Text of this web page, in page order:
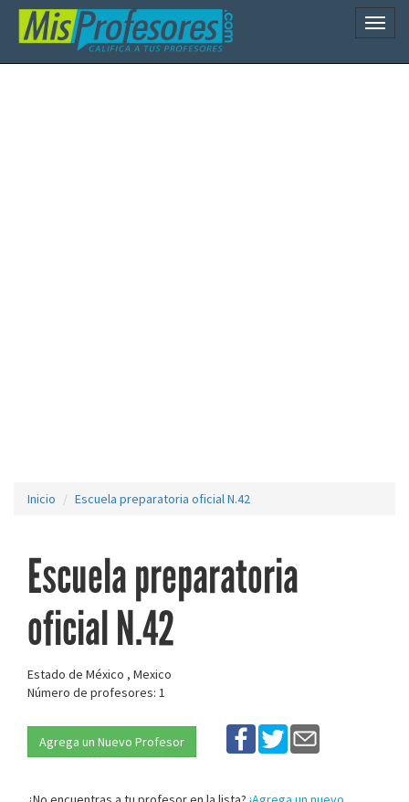
Inicio Escuela preparatoria oficial N.42
Escuela preparatoria
oficial N.42
Estado de México , Mexico
Número de profesores: 1
Agrega un Nuevo Profesor